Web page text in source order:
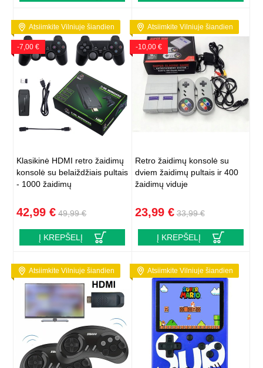
Atsiimkite Vilniuje šiandien
-7,00 €
Klasikinė HDMI retro žaidimų
konsolė su belaiždžiais pultais
- 1000 žaidimų
42,99 € 49,99 €
Į KREPŠELĮ
Atsiimkite Vilniuje šiandien
-10,00 €
Retro žaidimų konsolė su
dviem žaidimų pultais ir 400
žaidimų viduje
23,99 € 33,99 €
Į KREPŠELĮ
Atsiimkite Vilniuje šiandien Atsiimkite Vilniuje šiandien